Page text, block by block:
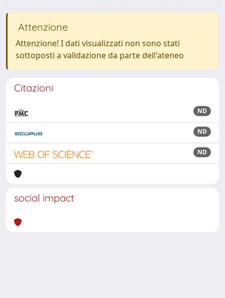
Attenzione
Attenzione! I dati visualizzati non sono stati
sottoposti a validazione da parte dell'ateneo
Citazioni
ND
ND
ND
social impact